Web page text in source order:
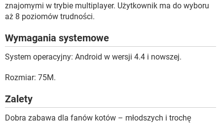
znajomymi w trybie multiplayer. Użytkownik ma do wyboru
aż 8 poziomów trudności.
Wymagania systemowe
System operacyjny: Android w wersji 4.4 i nowszej.
Rozmiar: 75M.
Zalety
Dobra zabawa dla fanów kotów – młodszych i trochę